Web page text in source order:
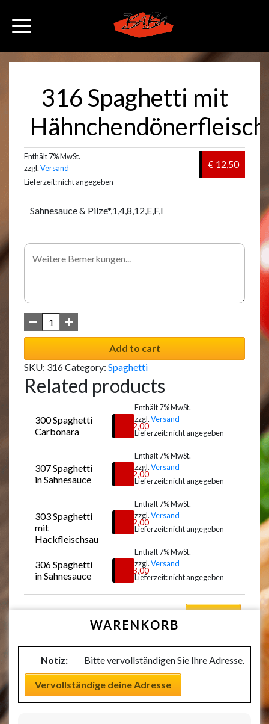
316 Spaghetti mit
Hähnchendönerfleisch
€ 12,50
Enthält 7% MwSt.
zzgl.Versand
Lieferzeit: nicht angegeben
Sahnesauce & Pilze*,1,4,8,12,E,F,I
Add to cart
SKU: 316Category: Spaghetti
Related products
300 Spaghetti
Carbonara
12,00
Enthält 7% MwSt.
zzgl.Versand
Lieferzeit: nicht angegeben
307 Spaghetti
in Sahnesauce
12,00
Enthält 7% MwSt.
zzgl.Versand
Lieferzeit: nicht angegeben
303 Spaghetti
mit
Hackfleischsau
ce & Käse
überbacken
12,00
Enthält 7% MwSt.
zzgl.Versand
Lieferzeit: nicht angegeben
306 Spaghetti
in Sahnesauce
13,00
Enthält 7% MwSt.
zzgl.Versand
Lieferzeit: nicht angegeben
WARENKORB
Notiz: Bitte vervollständigen Sie Ihre Adresse.
Vervollständige deine Adresse